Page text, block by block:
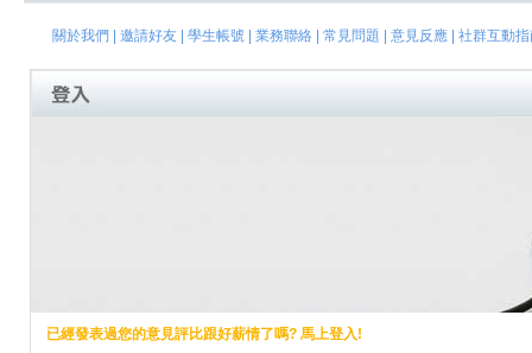
關於我們 邀請好友| 學生帳號| 業務聯絡| 常見問題 意見反應| 社群互動指
已經發表過您的意見評比跟好薪情了嗎? 馬上登入!